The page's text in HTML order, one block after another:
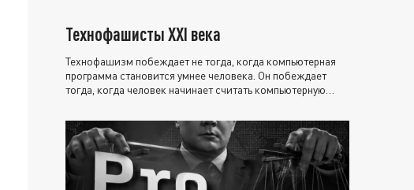
Технофашисты XXI века
Технофашизм побеждает не тогда, когда компьютерная
программа становится умнее человека. Он побеждает
тогда, когда человек начинает считать компьютерную